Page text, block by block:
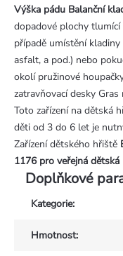
Výška pádu Balanční
dopadové plochy
případě umístění
asfalt, a pod.) nebo
okolí pružinové
zatravňovací desky
Toto zařízení na dětská
děti od 3 do 6 let je
Zařízení dětského hřiště
1176 pro veřejná dětská
Doplňkové
Kategorie:
Hmotnost: